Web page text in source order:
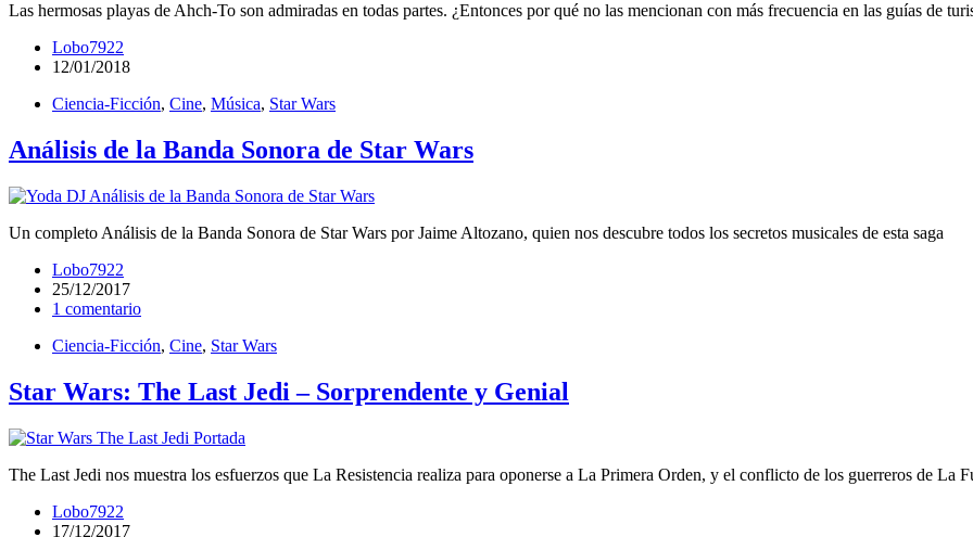
Las hermosas playas de Ahch-To son admiradas en todas partes. ¿Entonces por qué no las mencionan con más frecuencia en las guías de
Lobo7922
12/01/2018
Ciencia-Ficción, Cine, Música, Star Wars
Análisis de la Banda Sonora de Star Wars
Un completo Análisis de la Banda Sonora de Star Wars por Jaime Altozano, quien nos descubre todos los secretos musicales de esta saga
Lobo7922
25/12/2017
1 comentario
Ciencia-Ficción, Cine, Star Wars
Star Wars: The Last Jedi – Sorprendente y Genial
The Last Jedi nos muestra los esfuerzos que La Resistencia realiza para oponerse a La Primera Orden, y el conflicto de los guerreros de La
Lobo7922
17/12/2017